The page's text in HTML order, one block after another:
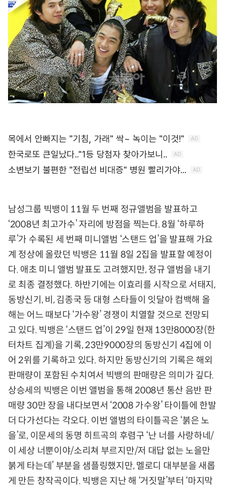
남성그룹 빅뱅이 11월 두 번째 정규앨범을 발표하고
‘2008년 최고가수’ 자리에 방점을 찍는다. 8월 ‘하루하
루’가 수록된 세 번째 미니앨범 ‘스탠드 업’을 발표해 가요
계 정상에 올랐던 빅뱅은 11월 8일 2집을 발표할 예정이
다. 애초 미니 앨범 발표도 고려했지만, 정규 앨범을 내기
로 최종 결정했다. 하반기에는 이효리를 시작으로 서태지,
동방신기, 비, 김종국 등 대형 스타들이 잇달아 컴백해 올
해는 어느 때보다 ‘가수왕’ 경쟁이 치열할 것으로 전망되
고 있다. 빅뱅은 ‘스탠드 업’이 29일 현재 13만8000장(한
터차트 집계)을 기록, 23만9000장의 동방신기 4집에 이
어 2위를 기록하고 있다. 하지만 동방신기의 기록은 해외
판매량이 포함된 수치여서 빅뱅의 판매량은 의미가 깊다.
상승세의 빅뱅은 이번 앨범을 통해 2008년 통산 음반 판
매량 30만 장을 내다보면서 ‘2008 가수왕’ 타이틀에 한발
더 다가선다는 각오다. 이번 앨범의 타이틀곡은 ‘붉은 노
을’로, 이문세의 동명 히트곡의 후렴구 ‘난 너를 사랑하네/
이 세상 너뿐이야/소리쳐 부르지만/저 대답 없는 노을만
붉게 타는데’ 부분을 샘플링했지만, 멜로디 대부분을 새롭
게 만든 창작곡이다. 빅뱅은 지난 해 ‘거짓말’부터 ‘마지막